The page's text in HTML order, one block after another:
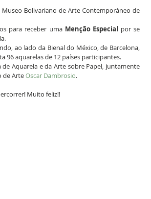
Bolivariano de Arte Contemporáneo de
para receber uma Menção Especial por se
ao lado da Bienal do México, de Barcelona,
96 aquarelas de 12 países participantes.
de Aquarela e da Arte sobre Papel, juntamente
de Arte Oscar Dambrosio.
Muito feliz!!